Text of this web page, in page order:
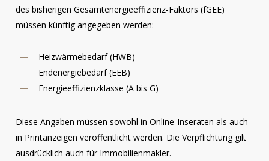
des bisherigen Gesamtenergieeffizienz-Faktors (fGEE)
müssen künftig angegeben werden:
Heizwärmebedarf (HWB)
Endenergiebedarf (EEB)
Energieeffizienzklasse (A bis G)
Diese Angaben müssen sowohl in Online-Inseraten als auch
in Printanzeigen veröffentlicht werden. Die Verpflichtung gilt
ausdrücklich auch für Immobilienmakler.